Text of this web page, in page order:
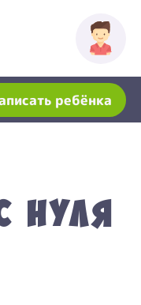
ребёнка
нуля